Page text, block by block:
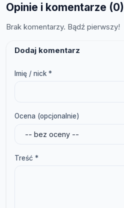
Opinie i komentarze (0)
Brak komentarzy. Bądź pierwszy!
Dodaj komentarz
Imię / nick *
Ocena (opcjonalnie)
Treść *